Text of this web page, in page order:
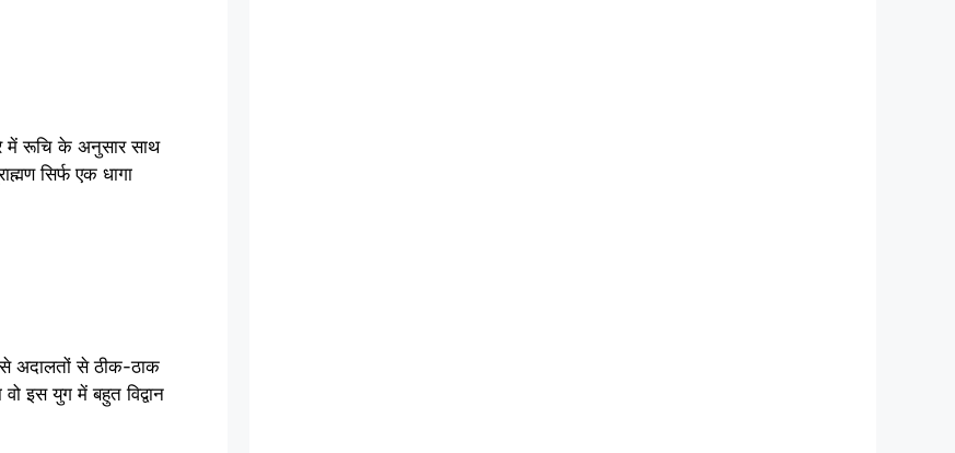
में रूचि के अनुसार साथ
सिर्फ एक धागा
अदालतों से ठीक-ठाक
इस युग में बहुत विद्वान